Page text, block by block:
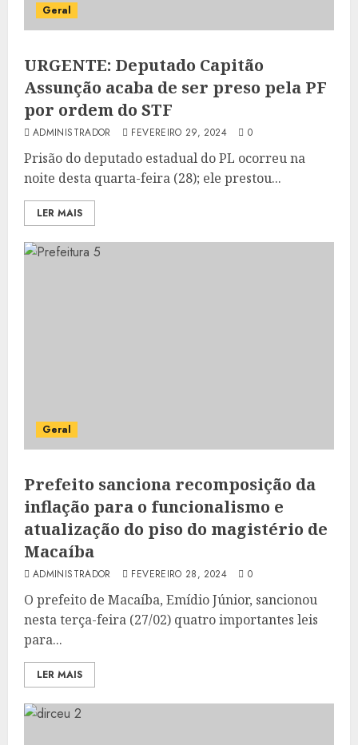
Geral
URGENTE: Deputado Capitão
Assunção acaba de ser preso pela PF
por ordem do STF
ADMINISTRADOR FEVEREIRO 29, 2024 0
Prisão do deputado estadual do PL ocorreu na
noite desta quarta-feira (28); ele prestou...
LER MAIS
Geral
Prefeito sanciona recomposição da
inflação para o funcionalismo e
atualização do piso do magistério de
Macaíba
ADMINISTRADOR FEVEREIRO 28, 2024 0
O prefeito de Macaíba, Emídio Júnior, sancionou
nesta terça-feira (27/02) quatro importantes leis
para...
LER MAIS